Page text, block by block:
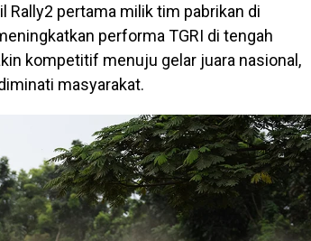
pertama milik tim pabrikan di
performa TGRI di tengah
kompetitif menuju gelar juara nasional,
masyarakat.